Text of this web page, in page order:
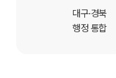
대구·경북
행정 통합